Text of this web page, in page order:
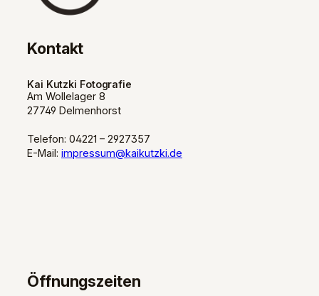
Kontakt
Kai Kutzki Fotografie
Am Wollelager 8
27749 Delmenhorst
Telefon: 04221 – 2927357
E-Mail: impressum@kaikutzki.de
Öffnungszeiten